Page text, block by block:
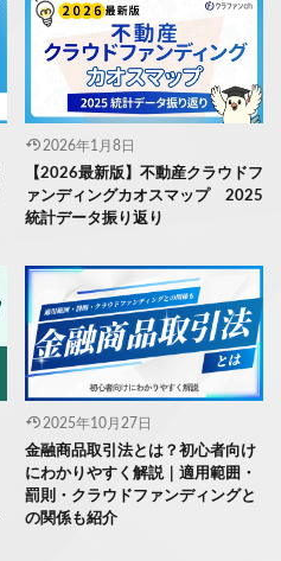
2026年1月8日
【2026最新版】不動産クラウドフ
ァンディングカオスマップ 2025
統計データ振り返り
2025年10月27日
金融商品取引法とは？初心者向け
にわかりやすく解説｜適用範囲・
罰則・クラウドファンディングと
の関係も紹介